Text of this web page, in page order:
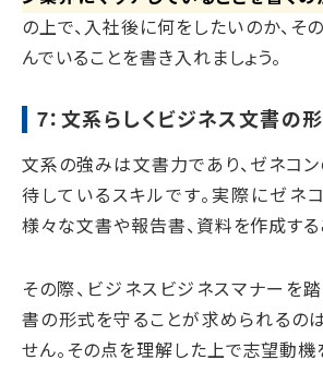
の上で、入社後に何をしたいのか、そ
んでいることを書き入れましょう。
7：文系らしくビジネス文書の
文系の強みは文書力であり、ゼネコ
待しているスキルです。実際にゼネ
様々な文書や報告書、資料を作成する
その際、ビジネスビジネスマナーを
書の形式を守ることが求められるの
せん。その点を理解した上で志望動機